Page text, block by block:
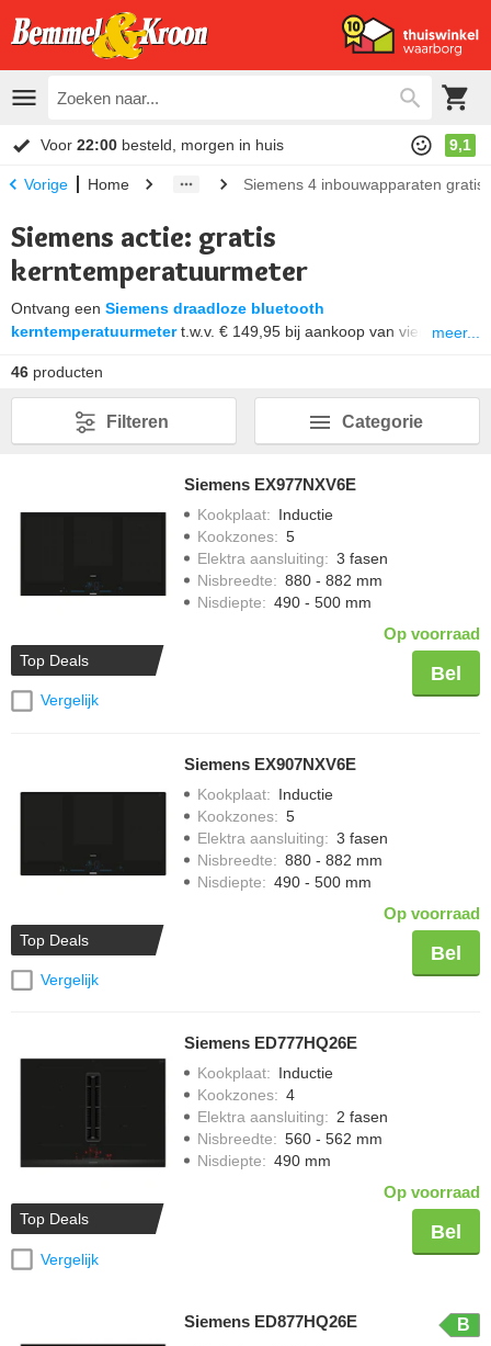
Voor 22:00 besteld, morgen in huis 9,1
Vorige Home Siemens 4 inbouwapparaten
Siemens actie: gratis
kerntemperatuurmeter
Ontvang een Siemens draadloze bluetooth
kerntemperatuurmetert.w.v. € 149,95 bij aankoop van vier
inductiekookplaat met afzuiging. Bekijk hieronder de deelnemende
modellen.
Looptijd actie:1 april t/m 31 maart 2026
meer...
46 producten
Categorie
Filteren
Top Deals
Vergelijk
Siemens EX977NXV6E
Kookplaat: Inductie
Kookzones: 5
Elektra aansluiting: 3 fasen
Nisbreedte: 880 - 882 mm
Nisdiepte: 490 - 500 mm
Op voorraad
Bel
Top Deals
Vergelijk
Siemens EX907NXV6E
Kookplaat: Inductie
Kookzones: 5
Elektra aansluiting: 3 fasen
Nisbreedte: 880 - 882 mm
Nisdiepte: 490 - 500 mm
Op voorraad
Bel
Top Deals
Vergelijk
Siemens ED777HQ26E
Kookplaat: Inductie
Kookzones: 4
Elektra aansluiting: 2 fasen
Nisbreedte: 560 - 562 mm
Nisdiepte: 490 mm
Op voorraad
Bel
Siemens ED877HQ26E B